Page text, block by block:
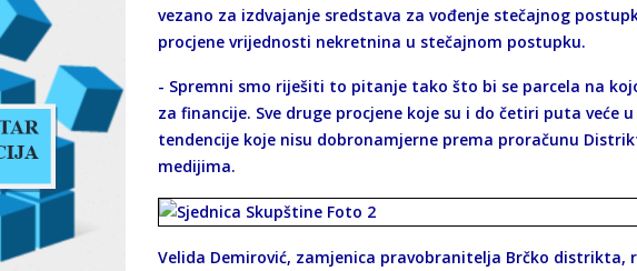
vezano za izdvajanje sredstava za vođenje stečajnog
procjene vrijednosti nekretnina u stečajnom postupku.
- Spremni smo riješiti to pitanje tako što bi se parcela na
za financije. Sve druge procjene koje su i do četiri puta veće
tendencije koje nisu dobronamjerne prema proračunu
medijima.
Velida Demirović, zamjenica pravobranitelja Brčko distrikta,